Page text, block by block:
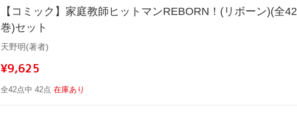
【コミック】家庭教師ヒットマンREBORN！(リボーン)(全42
巻)セット
天野明(著者)
¥9,625
全42点中 42点 在庫あり